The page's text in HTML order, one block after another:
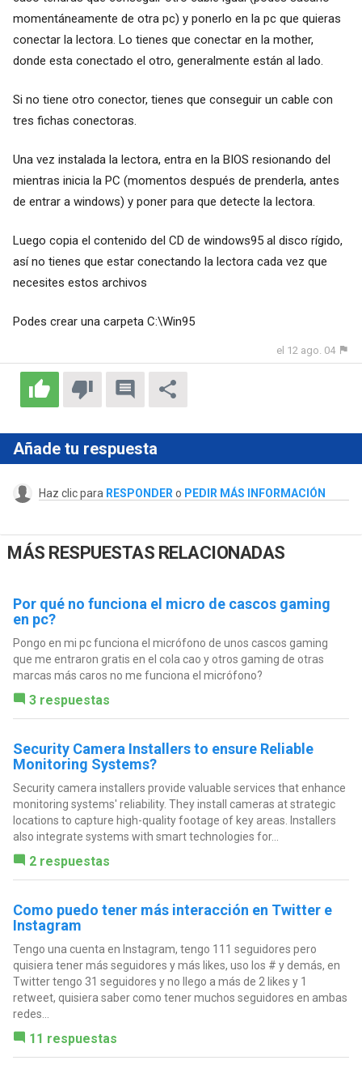
momentáneamente de otra pc) y ponerlo en la pc que quieras
conectar la lectora. Lo tienes que conectar en la mother,
donde esta conectado el otro, generalmente están al lado.
Si no tiene otro conector, tienes que conseguir un cable con
tres fichas conectoras.
Una vez instalada la lectora, entra en la BIOS resionando del
mientras inicia la PC (momentos después de prenderla, antes
de entrar a windows) y poner para que detecte la lectora.
Luego copia el contenido del CD de windows95 al disco rígido,
así no tienes que estar conectando la lectora cada vez que
necesites estos archivos
Podes crear una carpeta C:\Win95
el 12 ago. 04
Añade tu respuesta
Haz clic para RESPONDER o PEDIR MÁS INFORMACIÓN
MÁS RESPUESTAS RELACIONADAS
Por qué no funciona el micro de cascos gaming
en pc?
Pongo en mi pc funciona el micrófono de unos cascos gaming
que me entraron gratis en el cola cao y otros gaming de otras
marcas más caros no me funciona el micrófono?
3 respuestas
Security Camera Installers to ensure Reliable
Monitoring Systems?
Security camera installers provide valuable services that enhance
monitoring systems' reliability. They install cameras at strategic
locations to capture high-quality footage of key areas. Installers
also integrate systems with smart technologies for...
2 respuestas
Como puedo tener más interacción en Twitter e
Instagram
Tengo una cuenta en Instagram, tengo 111 seguidores pero
quisiera tener más seguidores y más likes, uso los # y demás, en
Twitter tengo 31 seguidores y no llego a más de 2 likes y 1
retweet, quisiera saber como tener muchos seguidores en ambas
redes...
11 respuestas